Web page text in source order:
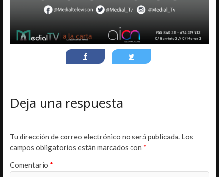
Deja una respuesta
Tu dirección de correo electrónico no será publicada. Los
campos obligatorios están marcados con *
Comentario *